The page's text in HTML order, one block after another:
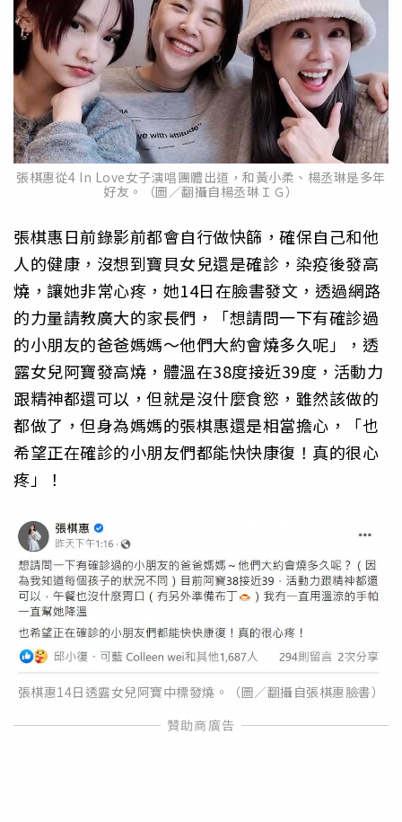
張棋惠從4 In Love女子演唱團體出道，和黃小柔、楊丞琳是多年
好友。（圖／翻攝自楊丞琳ＩＧ）
張棋惠日前錄影前都會自行做快篩，確保自己和他
人的健康，沒想到寶貝女兒還是確診，染疫後發高
燒，讓她非常心疼，她14日在臉書發文，透過網路
的力量請教廣大的家長們，「想請問一下有確診過
的小朋友的爸爸媽媽～他們大約會燒多久呢」，透
露女兒阿寶發高燒，體溫在38度接近39度，活動力
跟精神都還可以，但就是沒什麼食慾，雖然該做的
都做了，但身為媽媽的張棋惠還是相當擔心，「也
希望正在確診的小朋友們都能快快康復！真的很心
疼」！
張棋惠14日透露女兒阿寶中標發燒。（圖／翻攝自張棋惠臉書）